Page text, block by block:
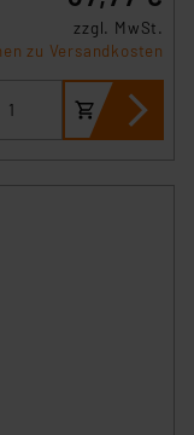
ohne dass
bestehen.
stützt
Daten,
zzgl. MwSt.
zu Versandkosten